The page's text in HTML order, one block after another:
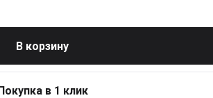
В корзину
в 1 клик